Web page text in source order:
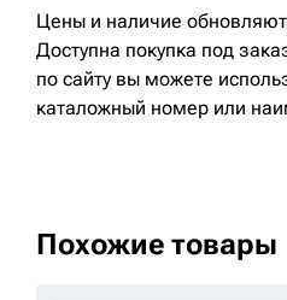
Цены и наличие
Доступна покупка под
по сайту вы можете
каталожный номер или
Похожие товары